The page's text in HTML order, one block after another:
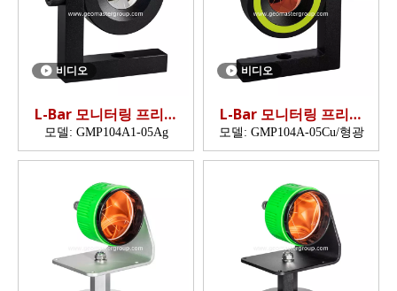
비디오
L-Bar 모니터링 프리즘
(GMP104A)
모델: GMP104A1-05Ag
비디오
L-Bar 모니터링 프리즘
(GMP104A)
모델: GMP104A-05Cu/형광